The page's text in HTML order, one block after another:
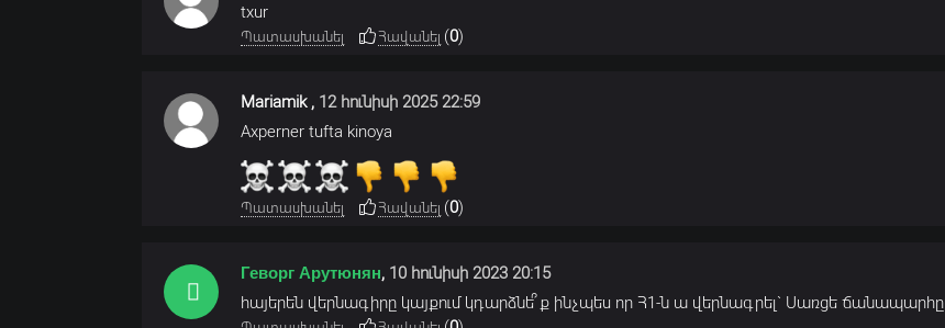
Պատասխանել Հավանել (0)
txur
Mariamik , 12 հունիսի 2025 22:59
Պատասխանել Հավանել (0)
Axperner tufta kinoya
Геворг Арутюнян, 10 հունիսի 2023 20:15
հայերեն վերնագիրը կայքում կդարձնե՞ք ինչպես որ Հ1-ն ա վերնագրել` Սառցե ճանապարհը